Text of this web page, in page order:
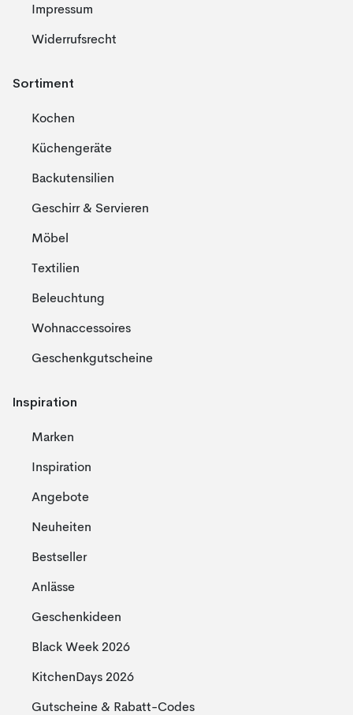
Impressum
Widerrufsrecht
Sortiment
Kochen
Küchengeräte
Backutensilien
Geschirr & Servieren
Möbel
Textilien
Beleuchtung
Wohnaccessoires
Geschenkgutscheine
Inspiration
Marken
Inspiration
Angebote
Neuheiten
Bestseller
Anlässe
Geschenkideen
Black Week 2026
KitchenDays 2026
Gutscheine & Rabatt-Codes